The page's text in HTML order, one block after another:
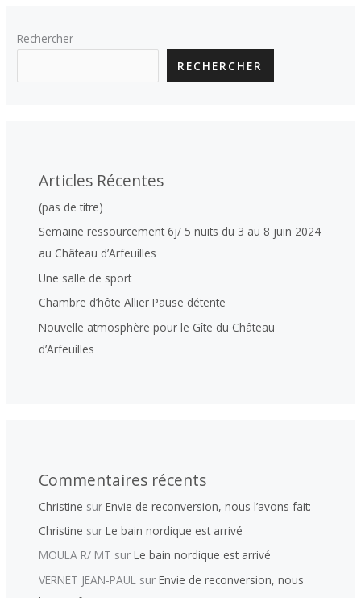
Rechercher
RECHERCHER
Articles Récentes
(pas de titre)
Semaine ressourcement 6j/ 5 nuits du 3 au 8 juin 2024
au Château d’Arfeuilles
Une salle de sport
Chambre d’hôte Allier Pause détente
Nouvelle atmosphère pour le Gîte du Château
d’Arfeuilles
Commentaires récents
Christine surEnvie de reconversion, nous l’avons fait:
Christine surLe bain nordique est arrivé
MOULA R/ MT surLe bain nordique est arrivé
VERNET JEAN-PAUL surEnvie de reconversion, nous